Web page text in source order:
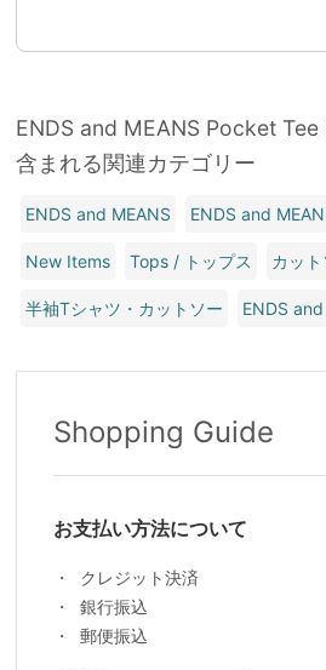
ENDS and MEANS Pocket
含まれる関連カテゴリー
ENDS and MEANS ENDS and
New Items Tops / トップス カット
半袖Tシャツ・カットソー ENDS
Shopping Guide
お支払い方法について
クレジット決済
銀行振込
郵便振込